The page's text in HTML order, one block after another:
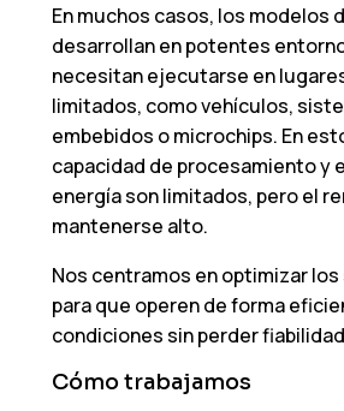
En muchos casos, los modelos
desarrollan en potentes
necesitan ejecutarse en
limitados, como vehículos,
embebidos o microchips. En
capacidad de procesamiento y
energía son limitados, pero el
mantenerse alto.
Nos centramos en optimizar
para que operen de forma
condiciones sin perder
Cómo trabajamos